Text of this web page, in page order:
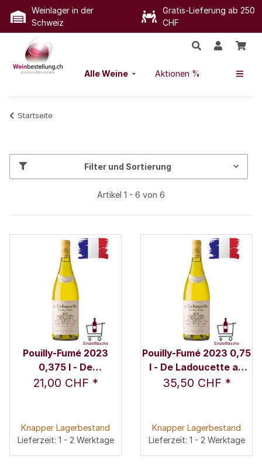
Weinlager in der
Schweiz
Gratis-Lieferung ab 250
CHF
Alle Weine Aktionen %
Startseite
Filter und Sortierung
Artikel 1 - 6 von 6
Pouilly-Fumé 2023
0,375 l - De
Ladoucette au
21,00 CHF *
Knapper Lagerbestand
Lieferzeit: 1 - 2 Werktage
Pouilly-Fumé 2023 0,75
l - De Ladoucette au
Château du Nozet
35,50 CHF *
Knapper Lagerbestand
Lieferzeit: 1 - 2 Werktage